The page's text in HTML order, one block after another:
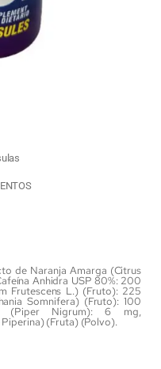
de Naranja Amarga (Citrus
Anhidra USP 80%: 200
Frutescens L.) (Fruto): 225
Somnifera) (Fruto): 100
(Piper Nigrum): 6 mg,
(Fruta) (Polvo).